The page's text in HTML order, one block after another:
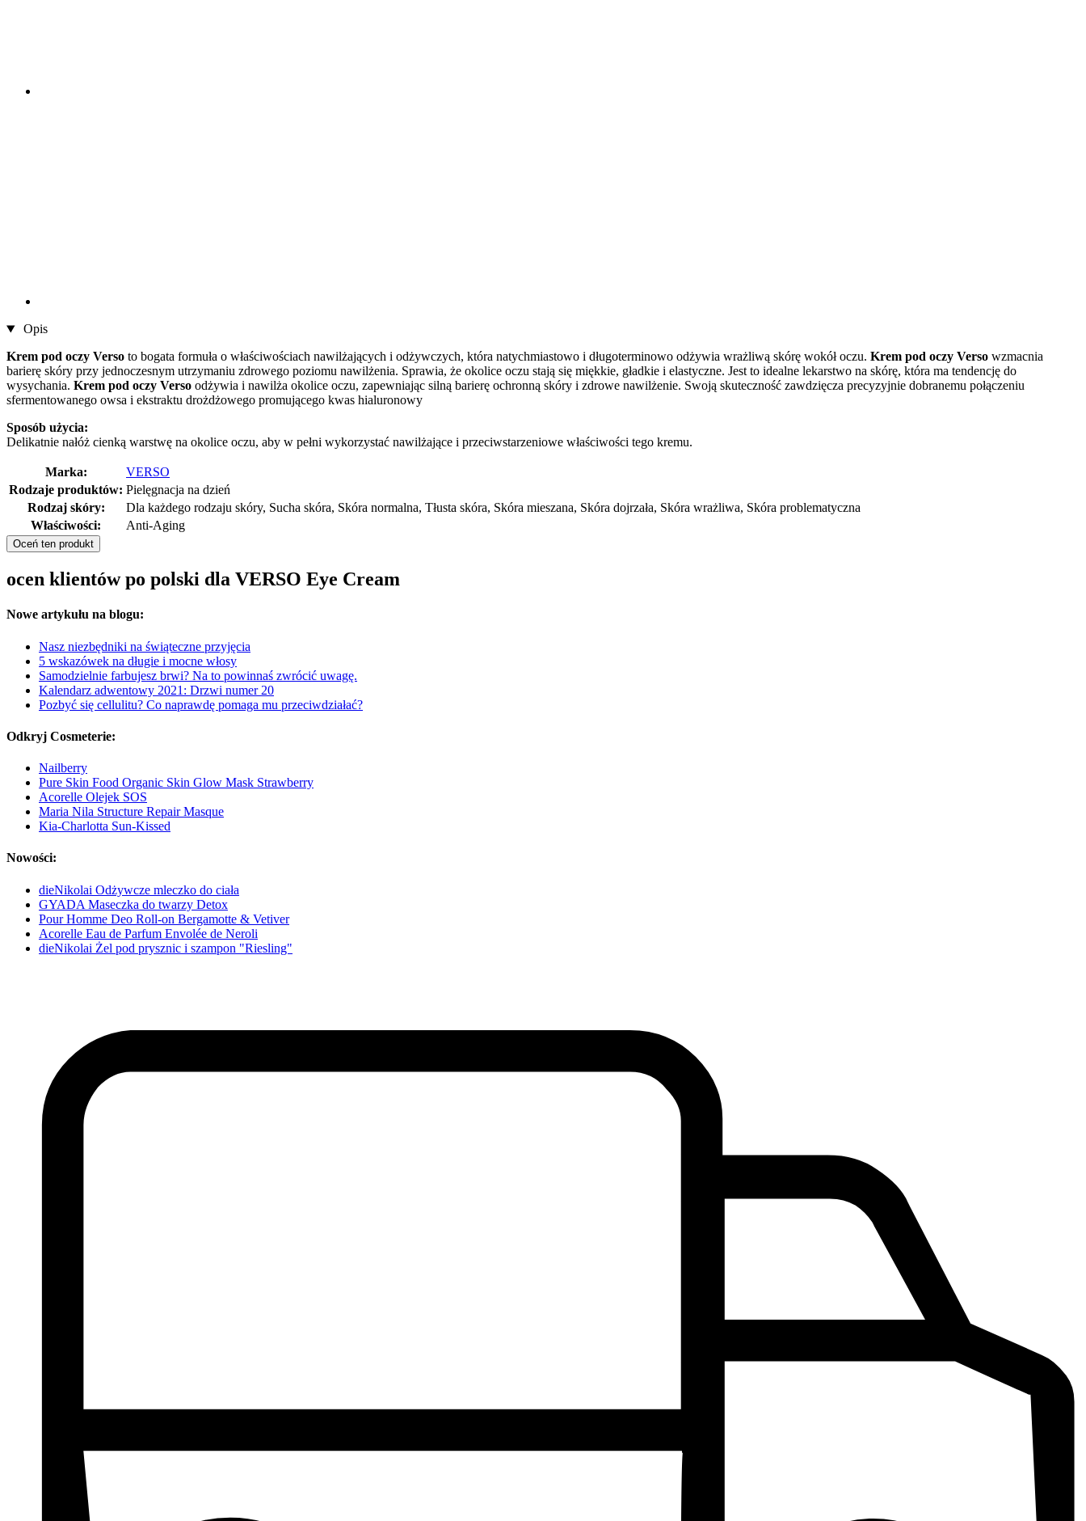
Opis
Krem pod oczy Verso to bogata formuła o właściwościach nawilżających i odżywczych, która natychmiastowo i długoterminowo odżywia wrażliwą skórę wokół oczu. Krem pod oczy Verso wzmacnia
barierę skóry przy jednoczesnym utrzymaniu zdrowego poziomu nawilżenia. Sprawia, że okolice oczu stają się miękkie, gładkie i elastyczne. Jest to idealne lekarstwo na skórę, która ma tendencję do
wysychania. Krem pod oczy Verso odżywia i nawilża okolice oczu, zapewniając silną barierę ochronną skóry i zdrowe nawilżenie. Swoją skuteczność zawdzięcza precyzyjnie dobranemu połączeniu
sfermentowanego owsa i ekstraktu drożdżowego promującego kwas hialuronowy
Sposób użycia:
Delikatnie nałóż cienką warstwę na okolice oczu, aby w pełni wykorzystać nawilżające i przeciwstarzeniowe właściwości tego kremu.
Marka:
VERSO
Rodzaje produktów: Pielęgnacja na dzień
Rodzaj skóry:
Dla każdego rodzaju skóry, Sucha skóra, Skóra normalna, Tłusta skóra, Skóra mieszana, Skóra dojrzała, Skóra wrażliwa, Skóra problematyczna
Właściwości:
Anti-Aging
Oceń ten produkt
ocen klientów po polski dla VERSO Eye Cream
Nowe artykułu na blogu:
Nasz niezbędniki na świąteczne przyjęcia
5 wskazówek na długie i mocne włosy
Samodzielnie farbujesz brwi? Na to powinnaś zwrócić uwagę.
Kalendarz adwentowy 2021: Drzwi numer 20
Pozbyć się cellulitu? Co naprawdę pomaga mu przeciwdziałać?
Odkryj Cosmeterie:
Nailberry
Pure Skin Food Organic Skin Glow Mask Strawberry
Acorelle Olejek SOS
Maria Nila Structure Repair Masque
Kia-Charlotta Sun-Kissed
Nowości:
dieNikolai Odżywcze mleczko do ciała
GYADA Maseczka do twarzy Detox
Pour Homme Deo Roll-on Bergamotte & Vetiver
Acorelle Eau de Parfum Envolée de Neroli
dieNikolai Żel pod prysznic i szampon "Riesling"